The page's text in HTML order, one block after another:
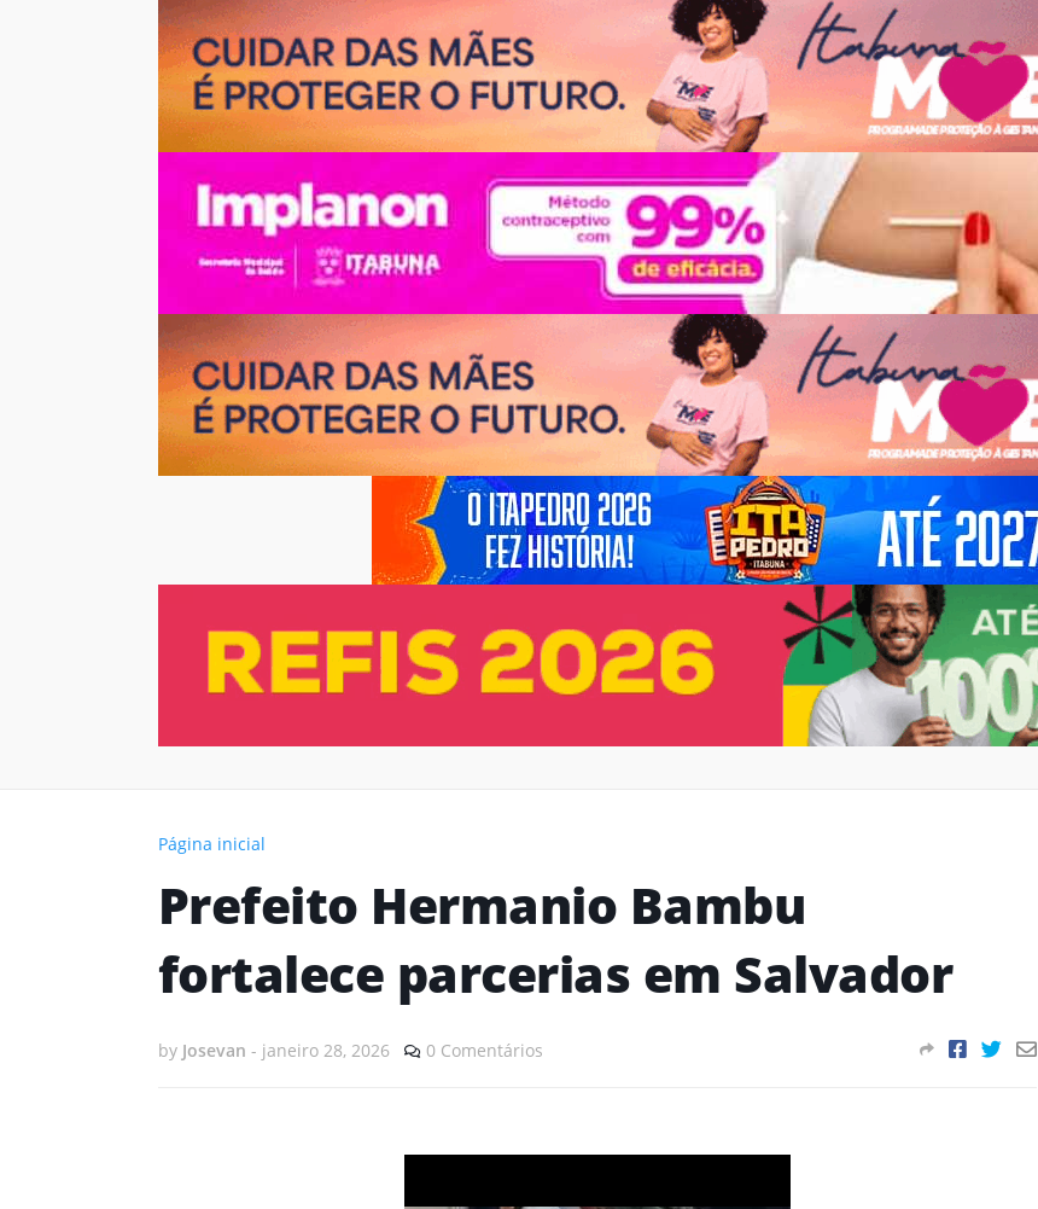
Página inicial
Prefeito Hermanio Bambu
fortalece parcerias em Salvador
by Josevan - janeiro 28, 2026 0 Comentários